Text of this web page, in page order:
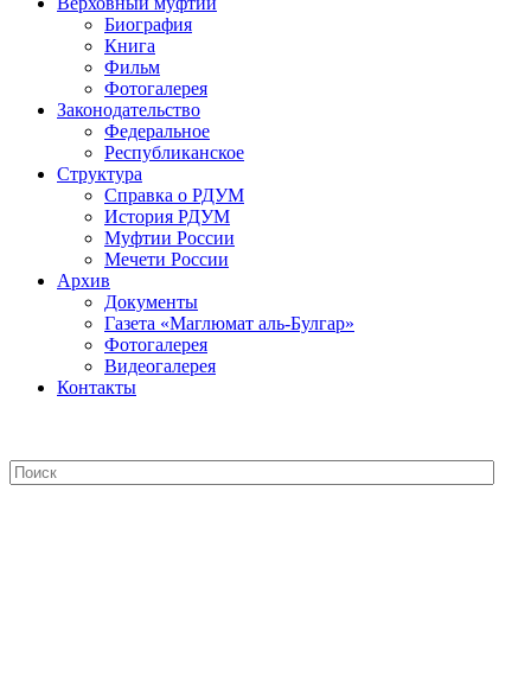
Биография
Книга
Фильм
Фотогалерея
Законодательство
Федеральное
Республиканское
Структура
Справка о РДУМ
История РДУМ
Муфтии России
Мечети России
Архив
Документы
Газета «Маглюмат аль-Булгар»
Фотогалерея
Видеогалерея
Контакты